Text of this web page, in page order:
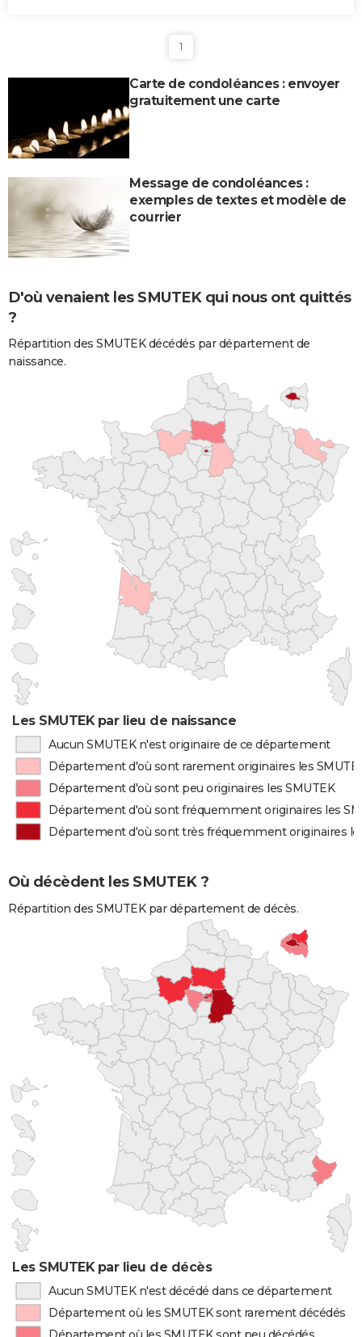
1
Carte de condoléances : envoyer
gratuitement une carte
Message de condoléances :
exemples de textes et modèle de
courrier
D'où venaient les SMUTEK qui nous ont quittés
?
Répartition des SMUTEK décédés par département de
naissance.
Les SMUTEK par lieu de naissance
Aucun SMUTEK n'est originaire de ce département
Département d'où sont rarement originaires les
Département d'où sont peu originaires les SMUTEK
Département d'où sont fréquemment originaires les
Département d'où sont très fréquemment originaires
Où décèdent les SMUTEK ?
Répartition des SMUTEK par département de décès.
Les SMUTEK par lieu de décès
Aucun SMUTEK n'est décédé dans ce département
Département où les SMUTEK sont rarement décédés